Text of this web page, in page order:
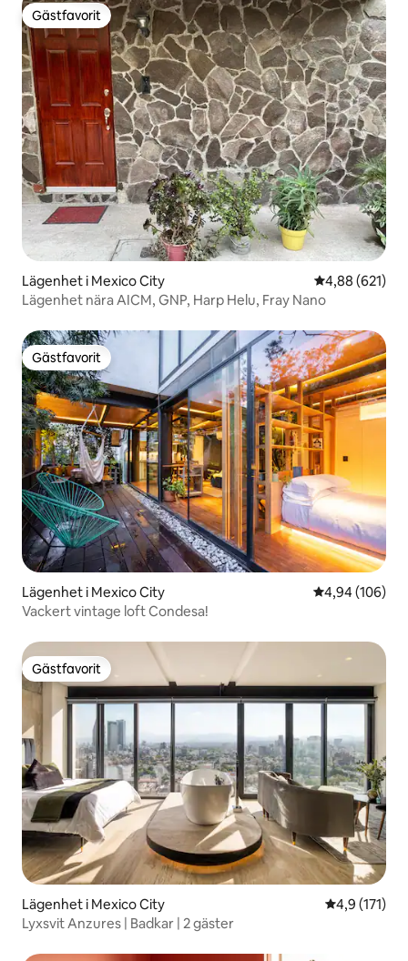
Gästfavorit
Gästfavorit
Lägenhet i Mexico City 4,88 av 5 i
4,88 (621)
Lägenhet nära AICM, GNP, Harp Helu, Fray Nano
Gästfavorit
Gästfavorit
Lägenhet i Mexico City 4,94 av 5 i
4,94 (106)
Vackert vintage loft Condesa!
Gästfavorit
Gästfavorit
Lägenhet i Mexico City 4,9 av 5 i
4,9 (171)
Lyxsvit Anzures | Badkar | 2 gäster